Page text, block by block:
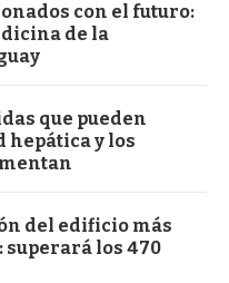
con el futuro:
de la
que pueden
hepática y los
del edificio más
los 470